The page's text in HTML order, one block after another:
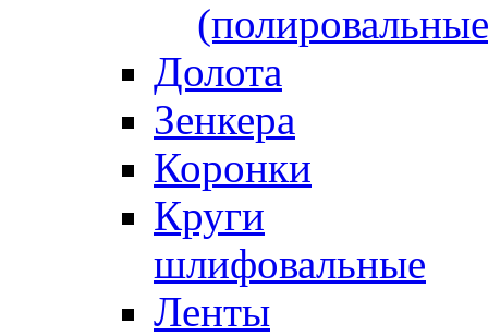
Долота
Зенкера
Коронки
Круги
шлифовальные
Ленты